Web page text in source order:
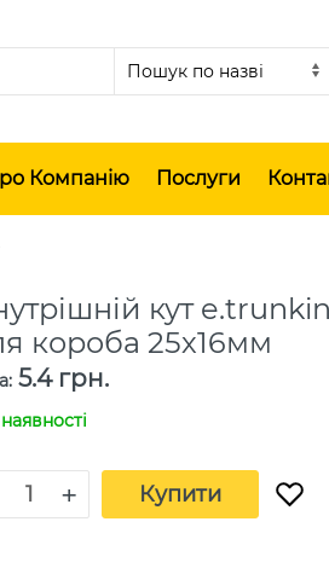
Компанію Послуги
кут
короба 25х16мм
: 5.4 грн.
+ Купити